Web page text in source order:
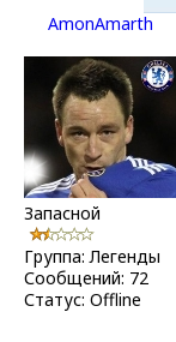
AmonAmarth
Запасной
Группа: Легенды
Сообщений: 72
Статус: Offline